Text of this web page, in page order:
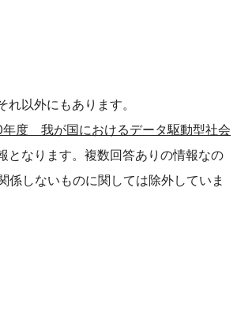
以外にもあります。
度 我が国におけるデータ駆動型社会
となります。複数回答ありの情報なの
係しないものに関しては除外していま